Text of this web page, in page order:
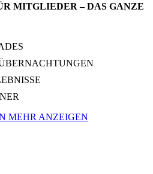
MITGLIEDER – DAS GANZE
MEHR ANZEIGEN